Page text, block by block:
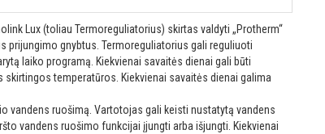
Lux (toliau Termoreguliatorius) skirtas valdyti „Protherm“
prijungimo gnybtus. Termoreguliatorius gali reguliuoti
laiko programą. Kiekvienai savaitės dienai gali būti
temperatūros. Kiekvienai savaitės dienai galima
vandens ruošimą. Vartotojas gali keisti nustatytą vandens
vandens ruošimo funkcijai įjungti arba išjungti. Kiekvienai